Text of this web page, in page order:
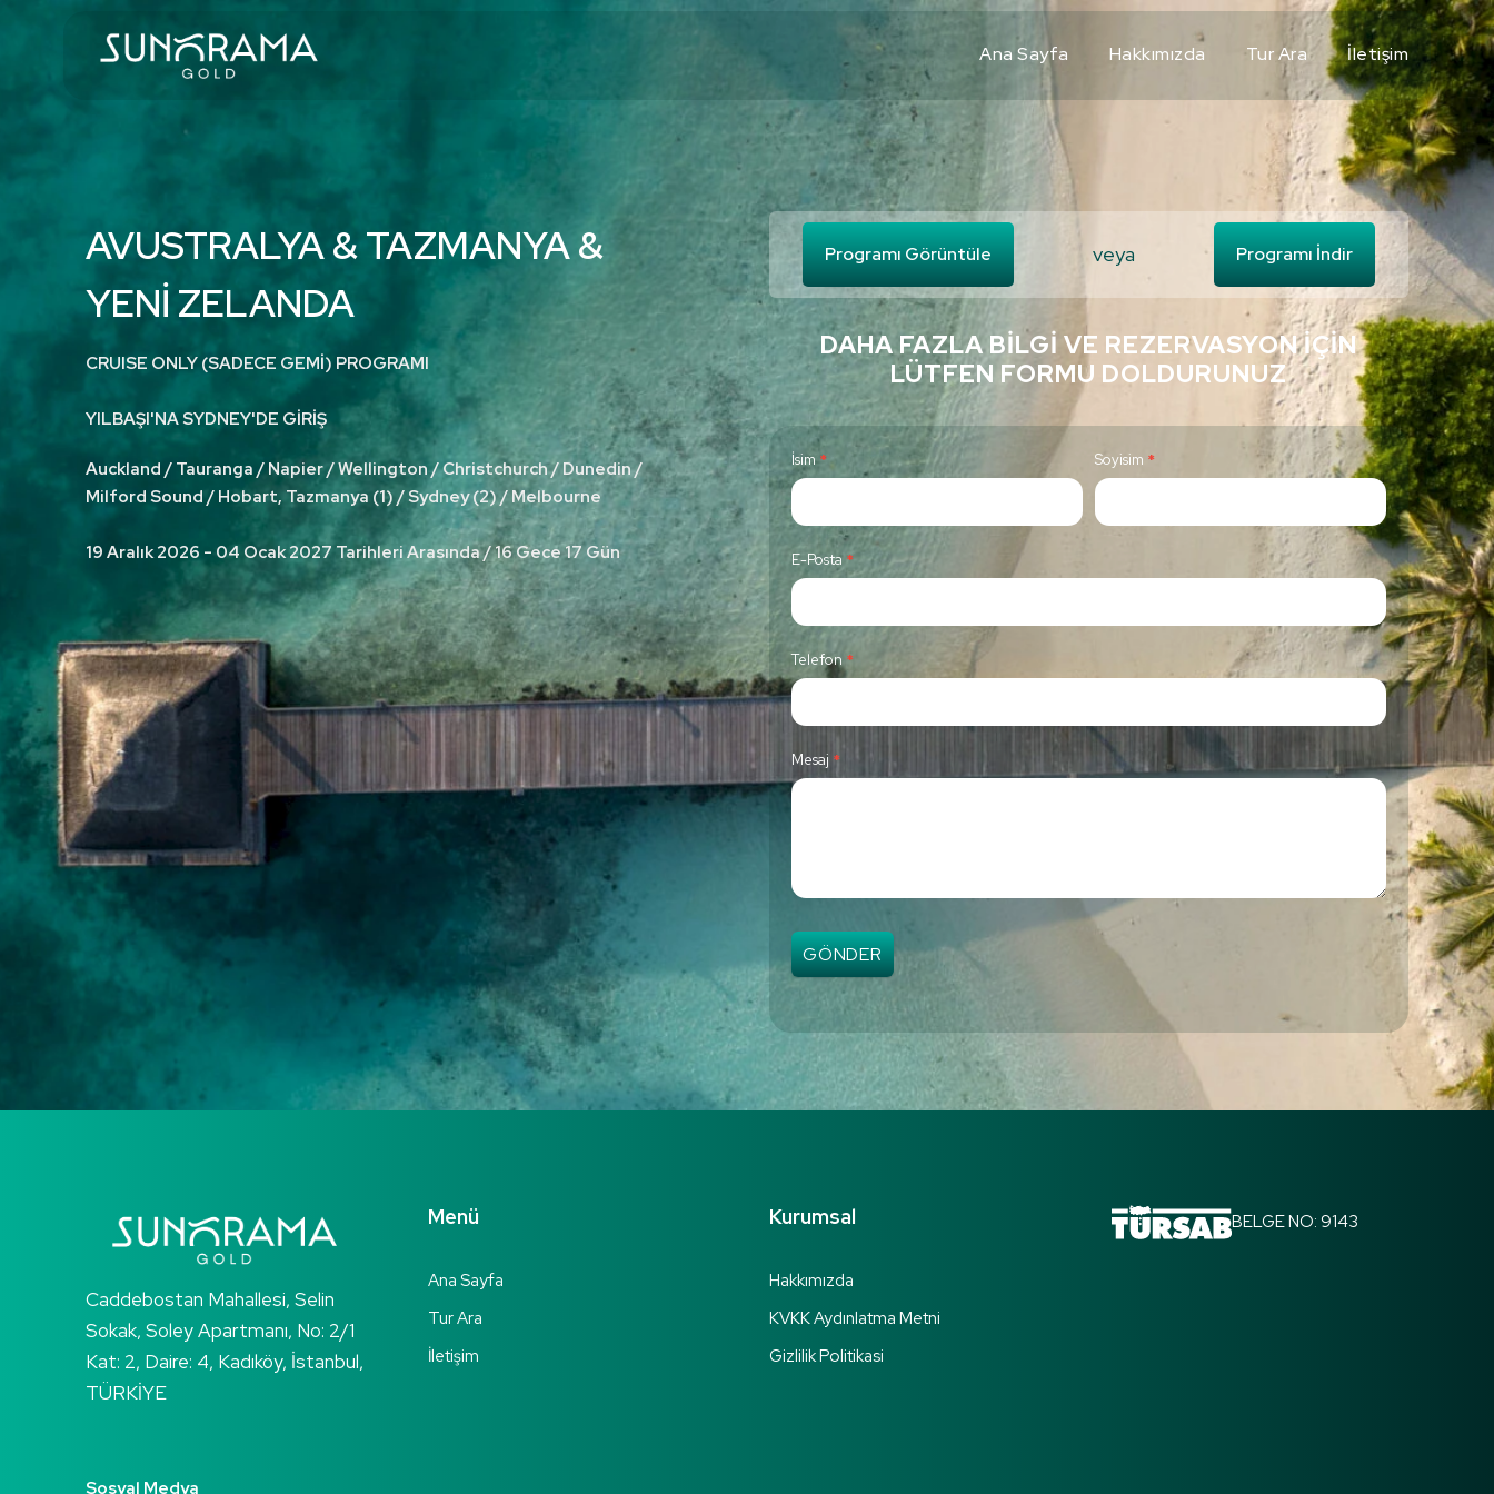
Ana Sayfa Hakkımızda Tur Ara İletişim
AVUSTRALYA & TAZMANYA &
YENİ ZELANDA
CRUISE ONLY (SADECE GEMİ) PROGRAMI
YILBAŞI'NA SYDNEY'DE GİRİŞ
Auckland / Tauranga / Napier / Wellington / Christchurch / Dunedin /
Milford Sound / Hobart, Tazmanya (1) / Sydney (2) / Melbourne
19 Aralık 2026 - 04 Ocak 2027 Tarihleri Arasında / 16 Gece 17 Gün
Programı Görüntüle veya Programı İndir
DAHA FAZLA BILGI VE REZERVASYON İÇIN
LÜTFEN FORMU DOLDURUNUZ
C
o
n
t
a
c
t
U
s
İsim* Soyisim *
E-Posta *
Telefon *
Mesaj *
GÖNDER
Caddebostan Mahallesi, Selin
Sokak, Soley Apartmanı, No: 2/1
Kat: 2, Daire: 4, Kadıköy, İstanbul,
TÜRKİYE
Sosyal Medya
Menü
Ana Sayfa
Tur Ara
İletişim
Kurumsal
Hakkımızda
KVKK Aydınlatma Metni
Gizlilik Politikasi
BELGE NO: 9143